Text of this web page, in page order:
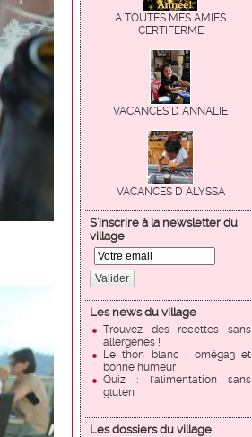
A TOUTES MES AMIES
CERTIFERME
VACANCES D ANNALIE
VACANCES D ALYSSA
S'inscrire à la newsletter du
village
Valider
Les news du village
Trouvez des recettes sans
allergènes !
Le thon blanc : oméga3 et
bonne humeur
Quiz : l'alimentation sans
gluten
Les dossiers du village